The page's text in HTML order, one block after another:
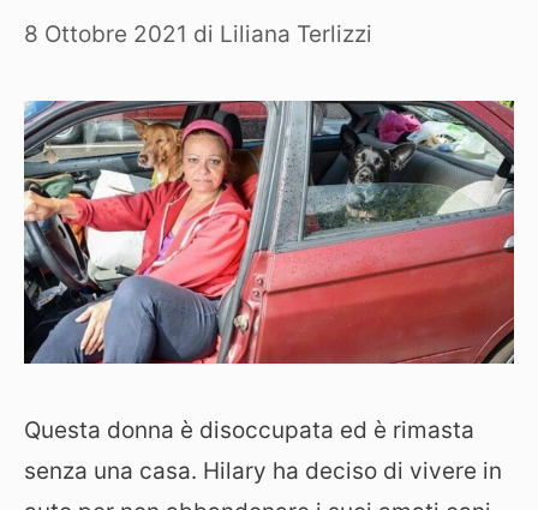
8 Ottobre 2021 di Liliana Terlizzi
Questa donna è disoccupata ed è rimasta
senza una casa. Hilary ha deciso di vivere in